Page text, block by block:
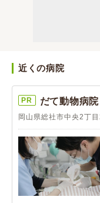
近くの病院
PR だて動物病院
岡山県総社市中央2丁